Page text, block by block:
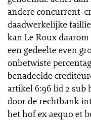
andere concurrent-
daadwerkelijke
kan Le Roux
een gedeelte even
onbetwiste
benadeelde
artikel 6:96 lid 2 sub
door de rechtbank
het hof ex aequo et